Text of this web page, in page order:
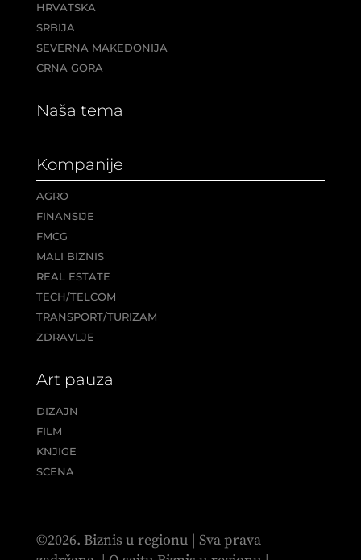
HRVATSKA
SRBIJA
SEVERNA MAKEDONIJA
CRNA GORA
Naša tema
Kompanije
AGRO
FINANSIJE
FMCG
MALI BIZNIS
REAL ESTATE
TECH/TELCOM
TRANSPORT/TURIZAM
ZDRAVLJE
Art pauza
DIZAJN
FILM
KNJIGE
SCENA
©2026. Biznis u regionu | Sva prava